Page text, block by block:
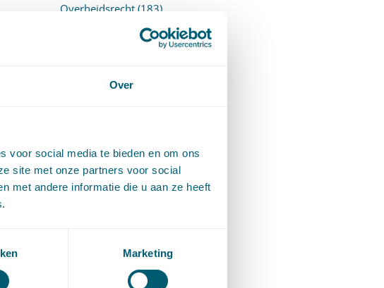
Over
voor social media te bieden en om ons
site met onze partners voor social
met andere informatie die u aan ze heeft
Marketing
Overheidsrecht(183)
(27)
Personen- en familierecht
(28)
Strafrecht(12)
Verbintenissenrecht(323)
Vermogensrecht algemeen
(14)
Wvggz – Wzd (Wet Bopz